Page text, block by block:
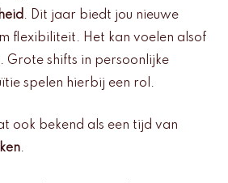
. Dit jaar biedt jou nieuwe
flexibiliteit. Het kan voelen alsof
Grote shifts in persoonlijke
spelen hierbij een rol.
ook bekend als een tijd van
.